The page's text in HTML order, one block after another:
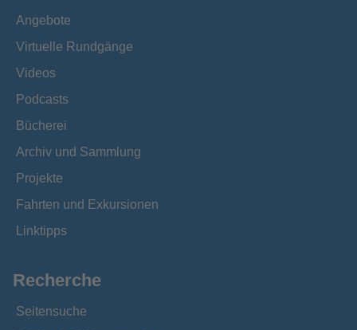
Angebote
Virtuelle Rundgänge
Videos
Podcasts
Bücherei
Archiv und Sammlung
Projekte
Fahrten und Exkursionen
Linktipps
Recherche
Seitensuche